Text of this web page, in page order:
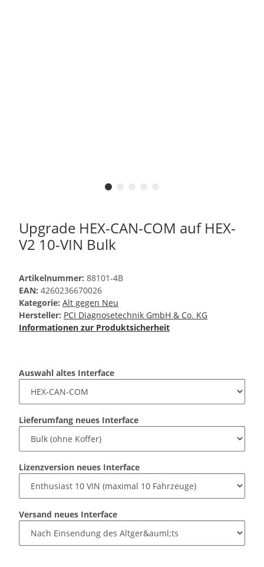
Upgrade HEX-CAN-COM auf HEX-
V2 10-VIN Bulk
Artikelnummer: 88101-4B
EAN: 4260236670026
Kategorie: Alt gegen Neu
Hersteller: PCI Diagnosetechnik GmbH & Co. KG
Informationen zur Produktsicherheit
Auswahl altes Interface
Lieferumfang neues Interface
Lizenzversion neues Interface
Versand neues Interface